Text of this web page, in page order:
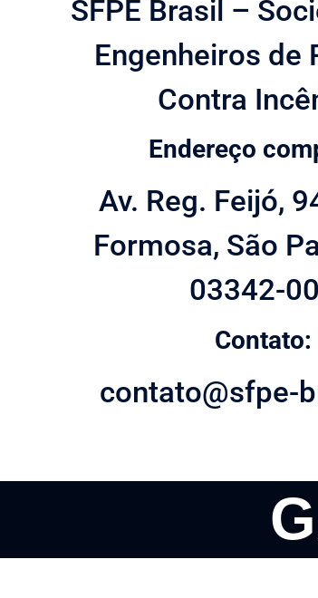
SFPE Brasil –
Engenheiros de
Contra
Endereço
Av. Reg. Feijó,
Formosa, São
03342-
Contato:
contato@sfpe-